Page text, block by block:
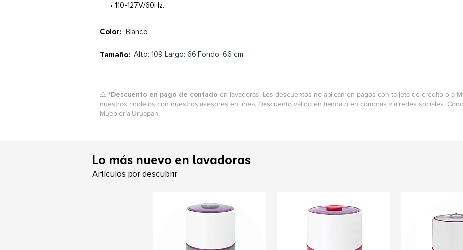
• 110-127V/60Hz.
Color: Blanco
Tamaño: Alto: 109 Largo: 66 Fondo: 66 cm
⚠️ *Descuento en pago de contado en lavadoras: Los descuentos no aplican en pagos con tarjeta de crédito o a
nuestros modelos con nuestros asesores en línea. Descuento válido en tienda o en compras vía redes sociales.
Mueblería Uruapan.
Lo más nuevo en lavadoras
Artículos por descubrir